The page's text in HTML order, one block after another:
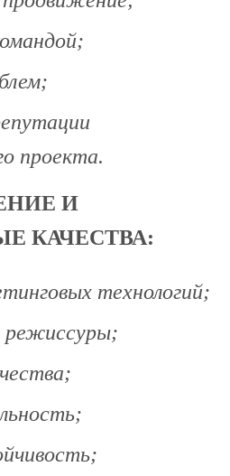
проекта.
И
КАЧЕСТВА:
технологий;
режиссуры;